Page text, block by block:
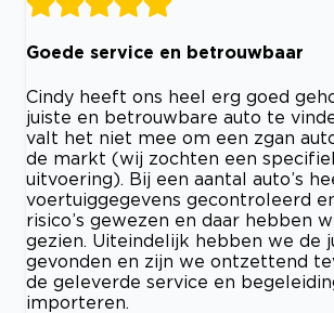
Goede service en betrouwbaar
Cindy heeft ons heel erg goed
juiste en betrouwbare auto te
valt het niet mee om een zgan
de markt (wij zochten een
uitvoering). Bij een aantal auto’s
voertuiggegevens gecontroleerd
risico’s gewezen en daar hebben
gezien. Uiteindelijk hebben we de
gevonden en zijn we ontzettend
de geleverde service en
importeren.